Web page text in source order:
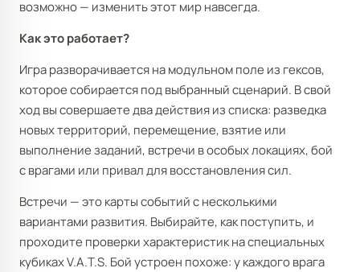
возможно — изменить этот мир навсегда.
Как это работает?
Игра разворачивается на модульном поле из гексов,
которое собирается под выбранный сценарий. В свой
ход вы совершаете два действия из списка: разведка
новых территорий, перемещение, взятие или
выполнение заданий, встречи в особых локациях, бой
с врагами или привал для восстановления сил.
Встречи — это карты событий с несколькими
вариантами развития. Выбирайте, как поступить, и
проходите проверки характеристик на специальных
кубиках V.A.T.S. Бой устроен похоже: у каждого врага